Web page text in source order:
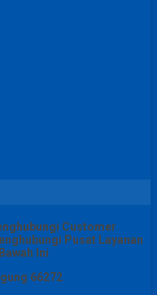
Customer
Pusat Layanan
Ini
66272